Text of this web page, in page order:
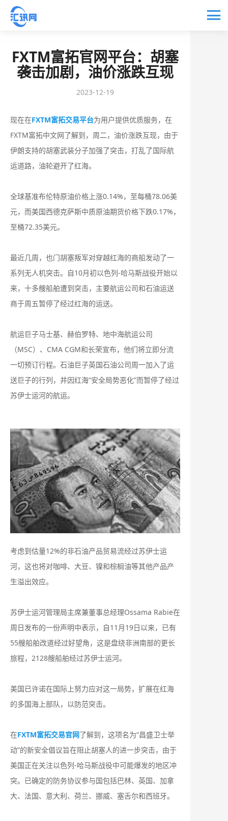
FXTM富拓官网平台：胡塞
袭击加剧，油价涨跌互现
2023-12-19
现在在FXTM富拓交易平台为用户提供优质服务，在
FXTM富拓中文网了解到，周二，油价涨跌互现，由于
伊朗支持的胡塞武装分子加强了突击，打乱了国际航
运道路，油轮避开了红海。
全球基准布伦特原油价格上涨0.14%，至每桶78.06美
元，而美国西德克萨斯中质原油期货价格下跌0.17%，
至桶72.35美元。
最近几周，也门胡塞叛军对穿越红海的商船发动了一
系列无人机突击。自10月初以色列-哈马斯战役开始以
来，十多艘船舶遭到突击，主要航运公司和石油运送
商于周五暂停了经过红海的运送。
航运巨子马士基、赫伯罗特、地中海航运公司
（MSC）、CMA CGM和长荣宣布，他们将立即分流
一切预订行程。石油巨子英国石油公司周一加入了运
送巨子的行列，并因红海“安全局势恶化”而暂停了经过
苏伊士运河的航运。
考虑到估量12%的非石油产品贸易流经过苏伊士运
河，这也将对咖啡、大豆、镍和棕榈油等其他产品产
生溢出效应。
苏伊士运河管理局主席兼董事总经理Ossama Rabie在
周日发布的一份声明中表示，自11月19日以来，已有
55艘船舶改道经过好望角，这是盘绕非洲南部的更长
旅程，2128艘船舶经过苏伊士运河。
美国已许诺在国际上努力应对这一局势，扩展在红海
的多国海上部队，以防范突击。
在FXTM富拓交易官网了解到，这项名为“昌盛卫士举
动”的新安全倡议旨在阻止胡塞人的进一步突击，由于
美国正在关注以色列-哈马斯战役中可能爆发的地区冲
突。已确定的防务协议参与国包括巴林、英国、加拿
大、法国、意大利、荷兰、挪威、塞舌尔和西班牙。